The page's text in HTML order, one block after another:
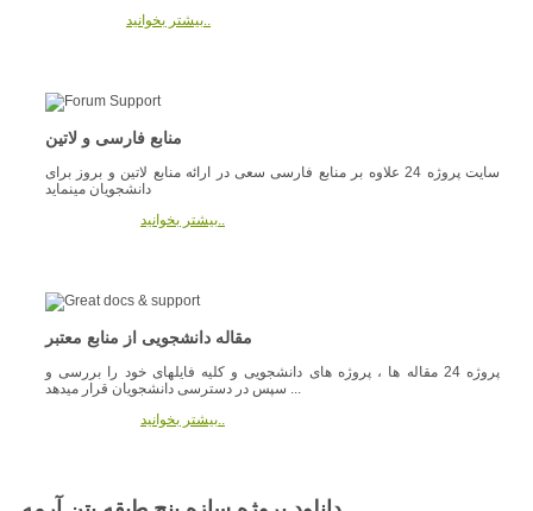
بیشتر بخوانید..
منابع فارسی و لاتین
سایت پروژه 24 علاوه بر منابع فارسی سعی در ارائه منابع لاتین و بروز برای
دانشجویان مینماید
بیشتر بخوانید..
مقاله دانشجویی از منابع معتبر
پروژه 24 مقاله ها ، پروژه های دانشجویی و کلیه فایلهای خود را بررسی و
سپس در دسترسی دانشجویان قرار میدهد ...
بیشتر بخوانید..